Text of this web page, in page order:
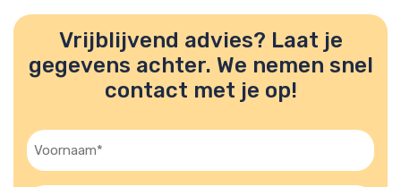
Vrijblijvend advies? Laat je
gegevens achter. We nemen snel
contact met je op!
Voornaam
(Vereist)